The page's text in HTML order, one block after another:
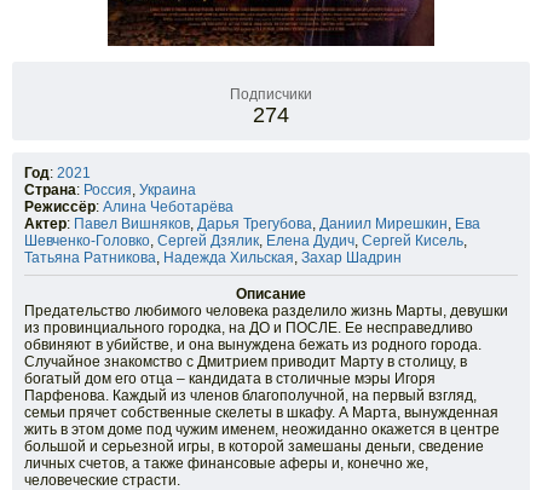
Подписчики
274
Год: 2021
Страна: Россия, Украина
Режиссёр: Алина Чеботарёва
Актер: Павел Вишняков, Дарья Трегубова, Даниил Мирешкин, Ева
Шевченко-Головко, Сергей Дзялик, Елена Дудич, Сергей Кисель,
Татьяна Ратникова, Надежда Хильская, Захар Шадрин
Описание
Предательство любимого человека разделило жизнь Марты, девушки
из провинциального городка, на ДО и ПОСЛЕ. Ее несправедливо
обвиняют в убийстве, и она вынуждена бежать из родного города.
Случайное знакомство с Дмитрием приводит Марту в столицу, в
богатый дом его отца – кандидата в столичные мэры Игоря
Парфенова. Каждый из членов благополучной, на первый взгляд,
семьи прячет собственные скелеты в шкафу. А Марта, вынужденная
жить в этом доме под чужим именем, неожиданно окажется в центре
большой и серьезной игры, в которой замешаны деньги, сведение
личных счетов, а также финансовые аферы и, конечно же,
человеческие страсти.